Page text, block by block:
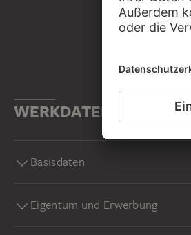
WERKDATEN
Basisdaten
Eigentum und Erwerbung